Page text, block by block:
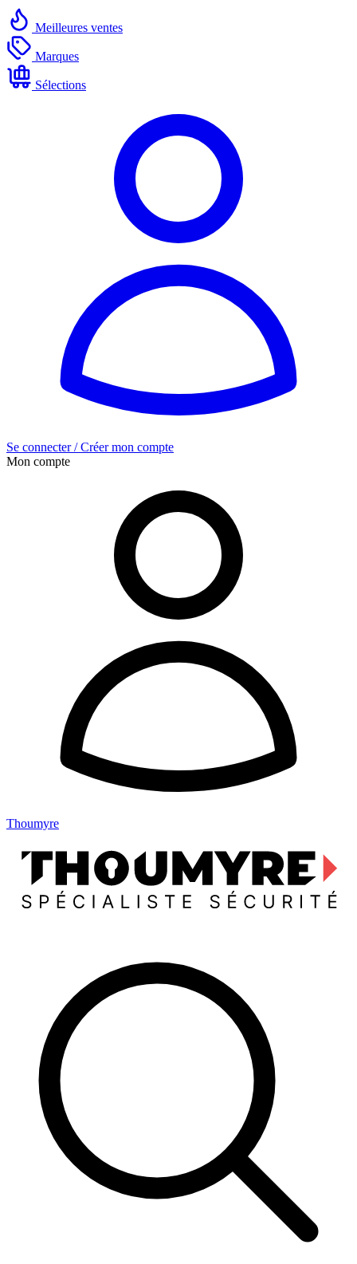
Meilleures ventes
Marques
Sélections
Se connecter / Créer mon compte
Mon compte
Thoumyre